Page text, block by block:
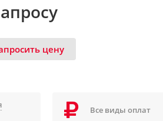
цену
Все виды оплат